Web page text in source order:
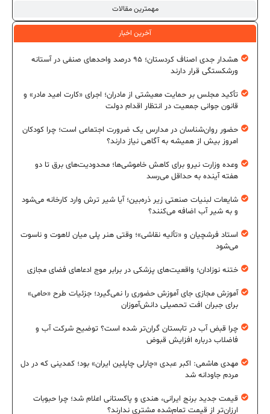
مهمترین مقالات
آخرین اخبار
هشدار جدی اصناف کردستان؛ ۹۵ درصد واحدهای صنفی در آستانه
ورشکستگی قرار دارند
تأکید مجلس بر حمایت معیشتی از مادران؛ اجرای «کارت امید مادر» و
قانون جوانی جمعیت در انتظار اقدام دولت
حضور روان‌شناسان در مدارس یک ضرورت اجتماعی است؛ چرا کودکان
امروز بیش از همیشه به آگاهی نیاز دارند؟
وعده وزارت نیرو برای کاهش خاموشی‌ها؛ محدودیت‌های برق تا دو
هفته آینده به حداقل می‌رسد
شایعات لبنیات صنعتی زیر ذره‌بین؛ آیا شیر ترش وارد کارخانه می‌شود
و به شیر آب اضافه می‌کنند؟
استاد فرشچیان و «تألیه نقاشی»؛ وقتی هنر پلی میان لاهوت و ناسوت
می‌شود
ختنه نوزادان؛ واقعیت‌های پزشکی در برابر موج ادعاهای فضای مجازی
آموزش مجازی جای آموزش حضوری را نمی‌گیرد؛ جزئیات طرح «حامی»
برای جبران افت تحصیلی دانش‌آموزان
چرا قبض آب در تابستان گران‌تر شده است؟ توضیح شرکت آب و
فاضلاب درباره افزایش قبوض
مهدی هاشمی: اکبر عبدی «چارلی چاپلین ایران» بود؛ کمدینی که در دل
مردم جاودانه شد
قیمت جدید برنج ایرانی، هندی و پاکستانی اعلام شد؛ چرا حبوبات
ارزان‌تر از قیمت تمام‌شده مشتری ندارند؟